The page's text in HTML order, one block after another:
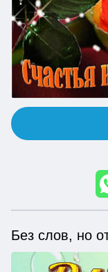
Без слов, но